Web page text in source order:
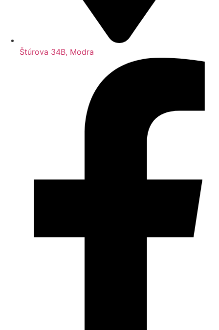
Štúrova 34B, Modra